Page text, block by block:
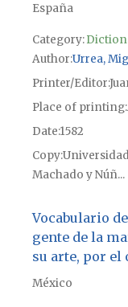
España
Category:
Author Urrea,
Printer/Editor
Place of printing
Date1582
Copy
Machado y Núñ...
Vocabulario
gente de la
su arte, por el
México